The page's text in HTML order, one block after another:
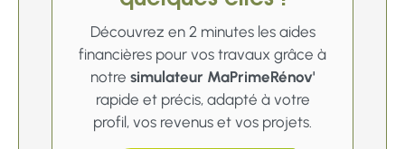
Découvrez en 2 minutes les aides
financières pour vos travaux grâce à
notre simulateur MaPrimeRénov'
rapide et précis, adapté à votre
profil, vos revenus et vos projets.